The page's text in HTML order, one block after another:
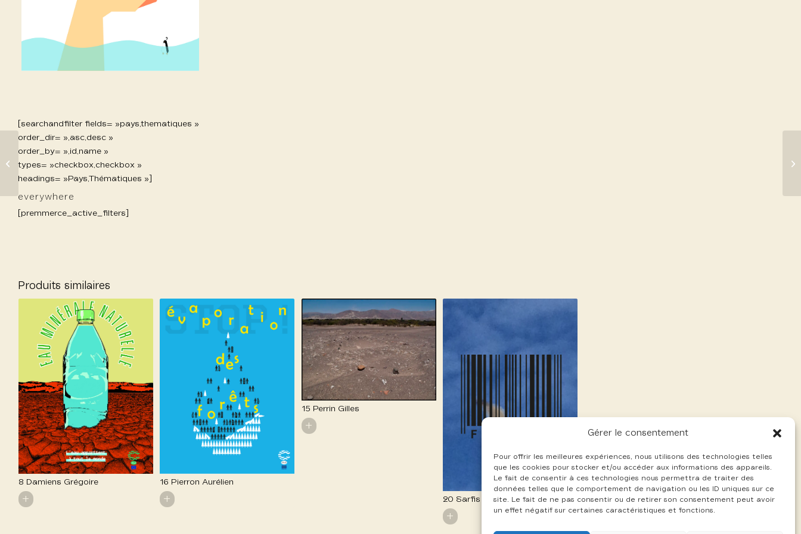
Gérer le consentement
Pour offrir les meilleures expériences, nous utilisons des technologies telles
que les cookies pour stocker et/ou accéder aux informations des appareils.
Le fait de consentir à ces technologies nous permettra de traiter des
données telles que le comportement de navigation ou les ID uniques sur ce
site. Le fait de ne pas consentir ou de retirer son consentement peut avoir
un effet négatif sur certaines caractéristiques et fonctions.
[searchandfilter fields= »pays,thematiques »
order_dir= »,asc,desc »
order_by= »,id,name »
types= »checkbox,checkbox »
headings= »Pays,Thématiques »]
everywhere
[premmerce_active_filters]
Produits similaires
8 Damiens Grégoire
+
16 Pierron Aurélien
+
15 Perrin Gilles
+
20 Sarfis Thierry
+
1090 Zhang Yong